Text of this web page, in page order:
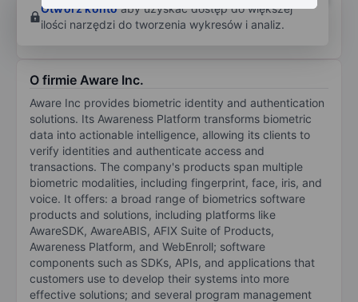
własnego
Otwórz kontoaby uzyskać dostęp do większej
ilości narzędzi do tworzenia wykresów i analiz.
O firmie Aware Inc.
Aware Inc provides biometric identity and authentication
solutions. Its Awareness Platform transforms biometric
data into actionable intelligence, allowing its clients to
verify identities and authenticate access and
transactions. The company's products span multiple
biometric modalities, including fingerprint, face, iris, and
voice. It offers: a broad range of biometrics software
products and solutions, including platforms like
AwareSDK, AwareABIS, AFIX Suite of Products,
Awareness Platform, and WebEnroll; software
components such as SDKs, APIs, and applications that
customers use to develop their systems into more
effective solutions; and several program management